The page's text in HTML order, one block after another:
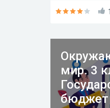
мир. 3
бюджет